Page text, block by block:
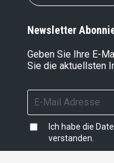
Newsletter
Geben Sie Ihre E-
Sie die aktuellsten
Ich habe die
verstanden.